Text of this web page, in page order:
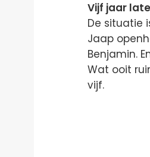
Vijf jaar
De situatie
Jaap
Benjamin.
Wat ooit
vijf.